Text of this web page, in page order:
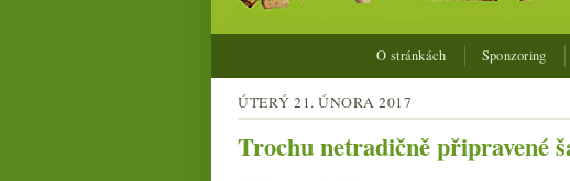
O stránkách Sponzoring
ÚTERÝ 21. ÚNORA 2017
Trochu netradičně připravené